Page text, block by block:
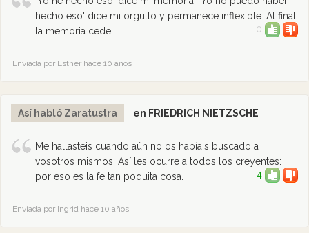
hecho eso' dice mi orgullo y permanece inflexible. Al final
la memoria cede.
0
Enviada por Esther hace 10 años
Así habló Zaratustra en FRIEDRICH NIETZSCHE
Me hallasteis cuando aún no os habíais buscado a
vosotros mismos. Así les ocurre a todos los creyentes:
por eso es la fe tan poquita cosa.
+4
Enviada por Ingrid hace 10 años